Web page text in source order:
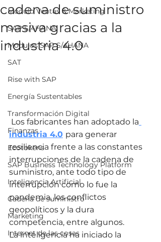
Modulo Ventas & Marketing
SAP S/4HANA
Modulos SAP S/4HANA
SAT
Rise with SAP
Energía Sustentables
Transformación Digital
Finanzas
Ecotokens
SAP Business Technology Platform
Inteligencia Artificial
Cadena de suministro
Marketing
Internet de las cosas
cadena de suministro
masiva gracias a la
industria 4.0
Los fabricantes han adoptado la
industria 4.0 para generar
resiliencia frente a las constantes
interrupciones de la cadena de
suministro, ante todo tipo de
interrupción como lo fue la
pandemia, los conflictos
geopolíticos y la dura
competencia, entre algunos.
La inteligencia ha iniciado la